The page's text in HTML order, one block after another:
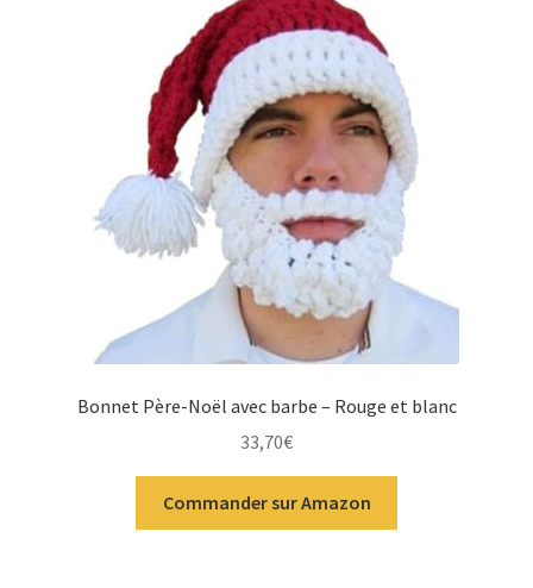
Bonnet Père-Noël avec barbe – Rouge et blanc
33,70€
Commander sur Amazon